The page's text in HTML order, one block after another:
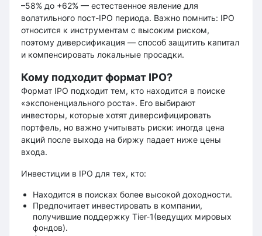
–58% до +62% — естественное явление для
волатильного пост-IPO периода. Важно помнить: IPO
относится к инструментам с высоким риском,
поэтому диверсификация — способ защитить капитал
и компенсировать локальные просадки.
Кому подходит формат IPO?
Формат IPO подходит тем, кто находится в поиске
«экспоненциального роста». Его выбирают
инвесторы, которые хотят диверсифицировать
портфель, но важно учитывать риски: иногда цена
акций после выхода на биржу падает ниже цены
входа.
Инвестиции в IPO для тех, кто:
Находится в поисках более высокой доходности.
Предпочитает инвестировать в компании,
получившие поддержку Tier-1(ведущих мировых
фондов).